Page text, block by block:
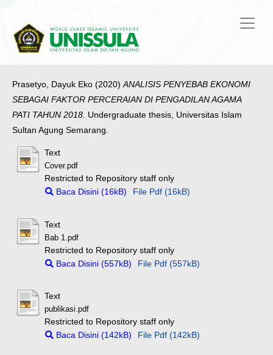
Prasetyo, Dayuk Eko (2020)ANALISIS PENYEBAB EKONOMI
SEBAGAI FAKTOR PERCERAIAN DI PENGADILAN AGAMA
PATI TAHUN 2018. Undergraduate thesis, Universitas Islam
Sultan Agung Semarang.
Text
Cover.pdf
Restricted to Repository staff only
Baca Disini (16kB)
File Pdf (16kB)
Text
Bab 1.pdf
Restricted to Repository staff only
Baca Disini (557kB)
File Pdf (557kB)
Text
publikasi.pdf
Restricted to Repository staff only
Baca Disini (142kB)
File Pdf (142kB)